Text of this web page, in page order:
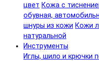
цвет Кожа с
обувная,
шнуры из кожи Кожи
натуральной
Инструменты
Иглы, шило и крючки